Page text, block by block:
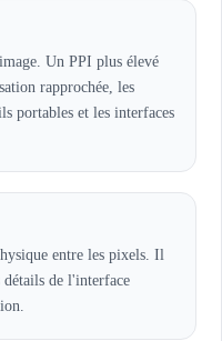
Un PPI plus élevé
rapprochée, les
portables et les interfaces
entre les pixels. Il
de l'interface